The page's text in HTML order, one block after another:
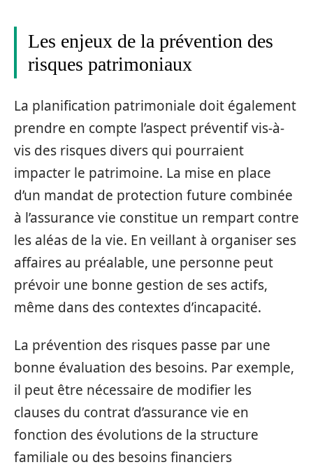
Les enjeux de la prévention des
risques patrimoniaux
La planification patrimoniale doit également
prendre en compte l’aspect préventif vis-à-
vis des risques divers qui pourraient
impacter le patrimoine. La mise en place
d’un mandat de protection future combinée
à l’assurance vie constitue un rempart contre
les aléas de la vie. En veillant à organiser ses
affaires au préalable, une personne peut
prévoir une bonne gestion de ses actifs,
même dans des contextes d’incapacité.
La prévention des risques passe par une
bonne évaluation des besoins. Par exemple,
il peut être nécessaire de modifier les
clauses du contrat d’assurance vie en
fonction des évolutions de la structure
familiale ou des besoins financiers